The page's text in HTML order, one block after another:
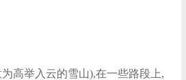
高举入云的雪山),在一些路段上,